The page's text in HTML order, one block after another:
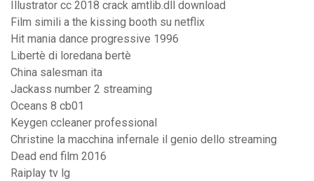
Illustrator cc 2018 crack amtlib.dll download
Film simili a the kissing booth su netflix
Hit mania dance progressive 1996
Libertè di loredana bertè
China salesman ita
Jackass number 2 streaming
Oceans 8 cb01
Keygen ccleaner professional
Christine la macchina infernale il genio dello streaming
Dead end film 2016
Raiplay tv lg